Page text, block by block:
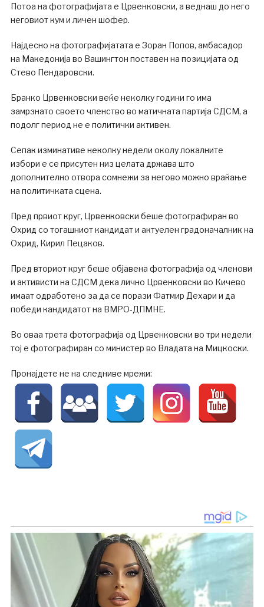
Потоа на фотографијата е Црвенковски, а веднаш до него
неговиот кум и личен шофер.
Најдесно на фотографијатата е Зоран Попов, амбасадор
на Македонија во Вашингтон поставен на позицијата од
Стево Пендаровски.
Бранко Црвенковски веќе неколку години го има
замрзнато своето членство во матичната партија СДСМ, а
подолг период не е политички активен.
Сепак изминативе неколку недели околу локалните
избори е се присутен низ целата држава што
дополнително отвора сомнежи за негово можно враќање
на политичката сцена.
Пред првиот круг, Црвенковски беше фотографиран во
Охрид со тогашниот кандидат и актуелен градоначалник на
Охрид, Кирил Пецаков.
Пред вториот круг беше објавена фотографија од членови
и активисти на СДСМ дека лично Црвенковски во Кичево
имаат одработено за да се порази Фатмир Дехари и да
победи кандидатот на ВМРО-ДПМНЕ.
Во оваа трета фотографија од Црвенковски во три недели
тој е фотографиран со министер во Владата на Мицкоски.
Пронајдете не на следниве мрежи: